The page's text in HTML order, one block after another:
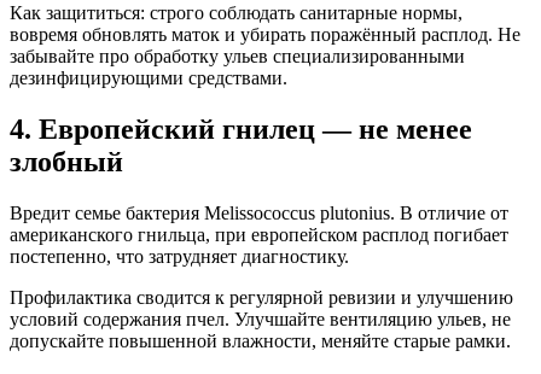
Как защититься: строго соблюдать санитарные нормы,
вовремя обновлять маток и убирать поражённый расплод. Не
забывайте про обработку ульев специализированными
дезинфицирующими средствами.
4. Европейский гнилец — не менее
злобный
Вредит семье бактерия Melissococcus plutonius. В отличие от
американского гнильца, при европейском расплод погибает
постепенно, что затрудняет диагностику.
Профилактика сводится к регулярной ревизии и улучшению
условий содержания пчел. Улучшайте вентиляцию ульев, не
допускайте повышенной влажности, меняйте старые рамки.